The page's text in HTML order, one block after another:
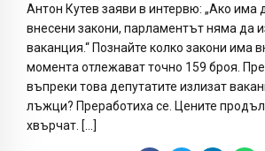
Антон Кутев заяви в интервю: „Ако има
внесени закони, парламентът няма да
ваканция.“ Познайте колко закони има
момента отлежават точно 159 броя.
въпреки това депутатите излизат
лъжци? Преработиха се. Цените
хвърчат. […]